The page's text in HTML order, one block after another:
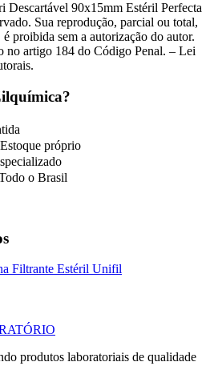
Descartável 90x15mm Estéril Perfecta
Sua reprodução, parcial ou total,
proibida sem a autorização do autor.
no artigo 184 do Código Penal. – Lei
próprio
o Brasil
Filtrante Estéril Unifil
produtos laboratoriais de qualidade